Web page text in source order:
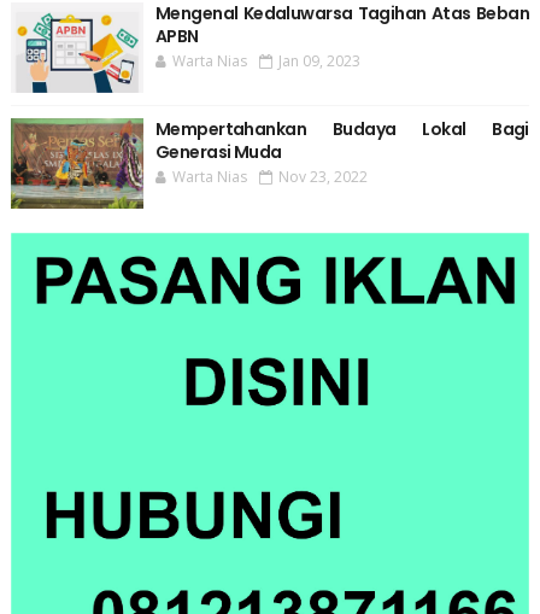
Mengenal Kedaluwarsa Tagihan Atas Beban
APBN
Warta Nias Jan 09, 2023
Mempertahankan Budaya Lokal Bagi
Generasi Muda
Warta Nias Nov 23, 2022